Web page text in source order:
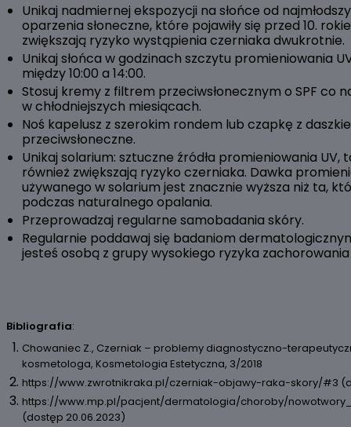
Unikaj nadmiernej ekspozycji na słońce od
oparzenia słoneczne, które pojawiły się przed 10.
zwiększają ryzyko wystąpienia czerniaka dwukrotnie.
Unikaj słońca w godzinach szczytu promieniowania
między 10:00 a 14:00.
Stosuj kremy z filtrem przeciwsłonecznym o SPF co
w chłodniejszych miesiącach.
Noś kapelusz z szerokim rondem lub czapkę z
przeciwsłoneczne.
Unikaj solarium: sztuczne źródła promieniowania UV,
również zwiększają ryzyko czerniaka. Dawka
używanego w solarium jest znacznie wyższa niż ta,
podczas naturalnego opalania.
Przeprowadzaj regularne samobadania skóry.
Regularnie poddawaj się badaniom
jesteś osobą z grupy wysokiego ryzyka
Bibliografia:
Chowaniec Z., Czerniak – problemy diagnostyczno-
kosmetologa, Kosmetologia Estetyczna, 3/2018
https://www.zwrotnikraka.pl/czerniak-objawy-raka-skory/#3
https://www.mp.pl/pacjent/dermatologia/choroby/
(dostęp 20.06.2023)